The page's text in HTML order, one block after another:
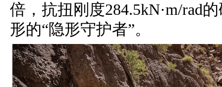
倍，抗扭刚度284.5kN·m/rad
形的“隐形守护者”。